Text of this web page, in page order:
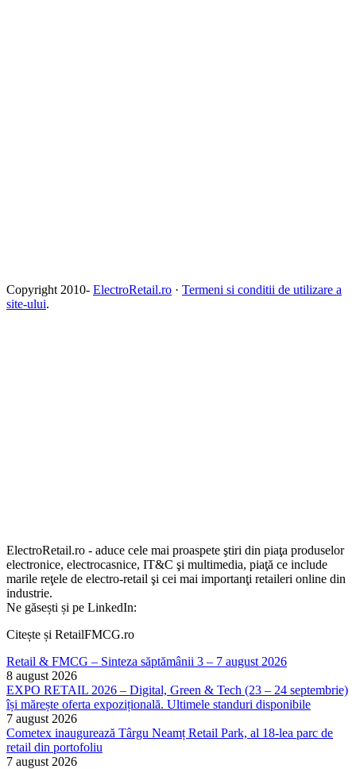
Copyright 2010- ElectroRetail.ro · Termeni si conditii de utilizare a
site-ului.
ElectroRetail.ro - aduce cele mai proaspete ştiri din piaţa produselor
electronice, electrocasnice, IT&C şi multimedia, piaţă ce include
marile reţele de electro-retail şi cei mai importanţi retaileri online din
industrie.
Ne găsești și pe LinkedIn:
Citește și RetailFMCG.ro
Retail & FMCG – Sinteza săptămânii 3 – 7 august 2026
8 august 2026
EXPO RETAIL 2026 – Digital, Green & Tech (23 – 24 septembrie)
își mărește oferta expozițională. Ultimele standuri disponibile
7 august 2026
Cometex inaugurează Târgu Neamț Retail Park, al 18-lea parc de
retail din portofoliu
7 august 2026